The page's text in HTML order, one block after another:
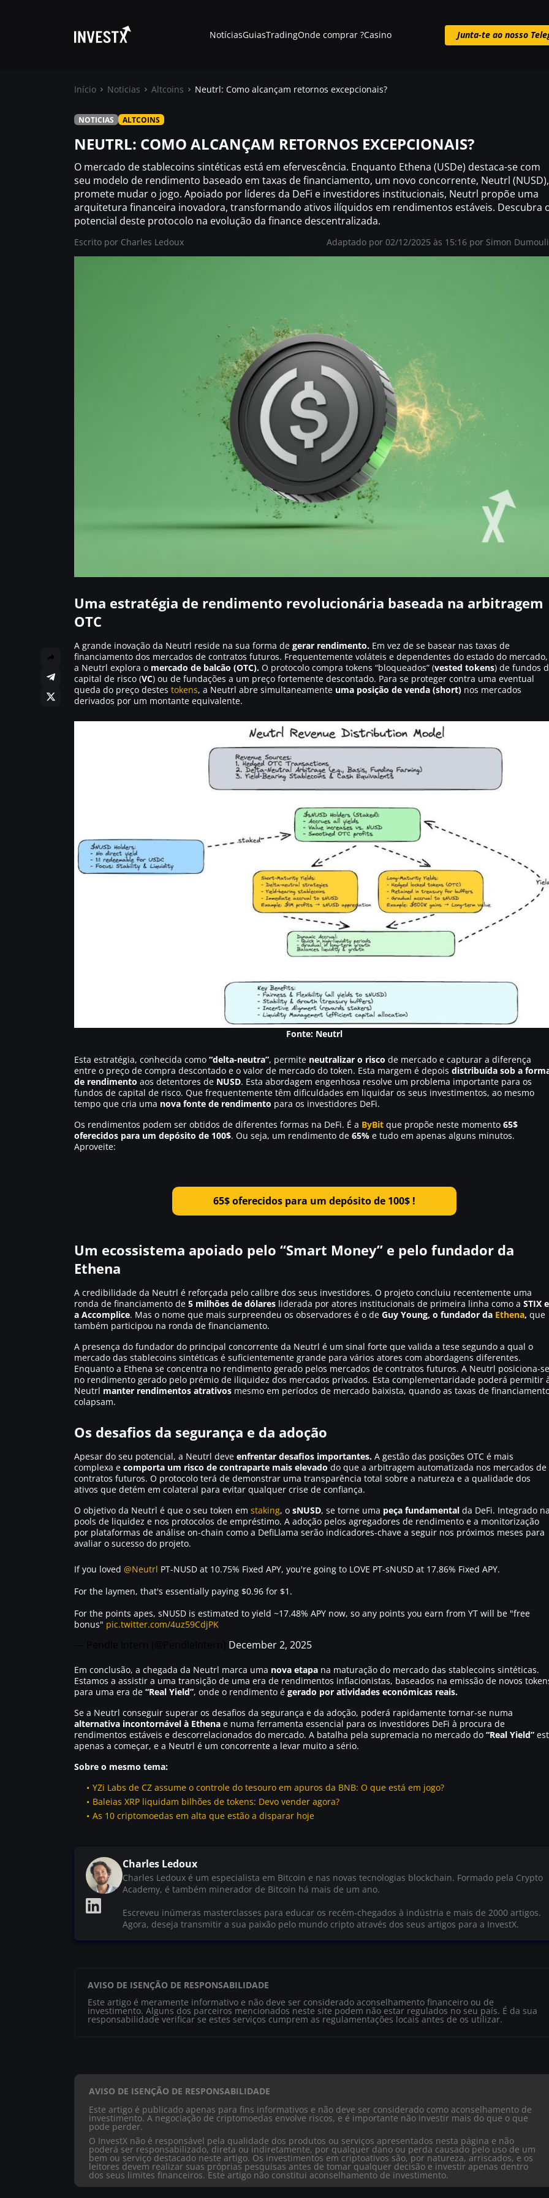
Notícias
Guias
Trading
NotíciasGuiasTradingOnde comprar ?Casino Junta-te ao nosso
Início Noticias Altcoins Neutrl: Como alcançam retornos excepcionais?
NOTICIAS ALTCOINS
NEUTRL: COMO ALCANÇAM RETORNOS EXCEPCIONAIS?
O mercado de stablecoins sintéticas está em efervescência. Enquanto Ethena (USDe) destaca-se com
seu modelo de rendimento baseado em taxas de financiamento, um novo concorrente, Neutrl (NUSD),
promete mudar o jogo. Apoiado por líderes da DeFi e investidores institucionais, Neutrl propõe uma
arquitetura financeira inovadora, transformando ativos ilíquidos em rendimentos estáveis. Descubra
potencial deste protocolo na evolução da finance descentralizada.
Escrito por Charles Ledoux Adaptado por 02/12/2025 às 15:16 por Simon
Uma estratégia de rendimento revolucionária baseada na arbitragem
OTC
A grande inovação da Neutrl reside na sua forma de gerar rendimento. Em vez de se basear nas taxas de
financiamento dos mercados de contratos futuros. Frequentemente voláteis e dependentes do estado do mercado,
a Neutrl explora o mercado de balcão (OTC). O protocolo compra tokens “bloqueados” (vested tokens) de fundos
capital de risco (VC) ou de fundações a um preço fortemente descontado. Para se proteger contra uma eventual
queda do preço destes tokens, a Neutrl abre simultaneamente uma posição de venda (short) nos mercados
derivados por um montante equivalente.
Fonte: Neutrl
Esta estratégia, conhecida como “delta-neutra”, permite neutralizar o risco de mercado e capturar a diferença
entre o preço de compra descontado e o valor de mercado do token. Esta margem é depois distribuída sob a
de rendimento aos detentores de NUSD. Esta abordagem engenhosa resolve um problema importante para os
fundos de capital de risco. Que frequentemente têm dificuldades em liquidar os seus investimentos, ao mesmo
tempo que cria uma nova fonte de rendimento para os investidores DeFi.
Os rendimentos podem ser obtidos de diferentes formas na DeFi. É a ByBit que propõe neste momento 65$
oferecidos para um depósito de 100$. Ou seja, um rendimento de 65% e tudo em apenas alguns minutos.
Aproveite:
65$ oferecidos para um depósito de 100$ !
Um ecossistema apoiado pelo “Smart Money” e pelo fundador da
Ethena
A credibilidade da Neutrl é reforçada pelo calibre dos seus investidores. O projeto concluiu recentemente uma
ronda de financiamento de 5 milhões de dólares liderada por atores institucionais de primeira linha como a STIX e
a Accomplice. Mas o nome que mais surpreendeu os observadores é o de Guy Young, o fundador da Ethena, que
também participou na ronda de financiamento.
A presença do fundador do principal concorrente da Neutrl é um sinal forte que valida a tese segundo a qual o
mercado das stablecoins sintéticas é suficientemente grande para vários atores com abordagens diferentes.
Enquanto a Ethena se concentra no rendimento gerado pelos mercados de contratos futuros. A Neutrl posiciona-se
no rendimento gerado pelo prémio de iliquidez dos mercados privados. Esta complementaridade poderá permitir
Neutrl manter rendimentos atrativos mesmo em períodos de mercado baixista, quando as taxas de
colapsam.
Os desafios da segurança e da adoção
Apesar do seu potencial, a Neutrl deve enfrentar desafios importantes. A gestão das posições OTC é mais
complexa e comporta um risco de contraparte mais elevado do que a arbitragem automatizada nos mercados de
contratos futuros. O protocolo terá de demonstrar uma transparência total sobre a natureza e a qualidade dos
ativos que detém em colateral para evitar qualquer crise de confiança.
O objetivo da Neutrl é que o seu token em staking, o sNUSD, se torne uma peça fundamental da DeFi. Integrado
pools de liquidez e nos protocolos de empréstimo. A adoção pelos agregadores de rendimento e a monitorização
por plataformas de análise on-chain como a DefiLlama serão indicadores-chave a seguir nos próximos meses para
avaliar o sucesso do projeto.
If you loved @Neutrl PT-NUSD at 10.75% Fixed APY, you're going to LOVE PT-sNUSD at 17.86% Fixed APY.
For the laymen, that's essentially paying $0.96 for $1.
For the points apes, sNUSD is estimated to yield ~17.48% APY now, so any points you earn from YT will be "free
bonus" pic.twitter.com/4uz59CdjPK
December 2, 2025
Em conclusão, a chegada da Neutrl marca uma nova etapa na maturação do mercado das stablecoins sintéticas.
Estamos a assistir a uma transição de uma era de rendimentos inflacionistas, baseados na emissão de novos
para uma era de “Real Yield”, onde o rendimento é gerado por atividades económicas reais.
Se a Neutrl conseguir superar os desafios da segurança e da adoção, poderá rapidamente tornar-se numa
alternativa incontornável à Ethena e numa ferramenta essencial para os investidores DeFi à procura de
rendimentos estáveis e descorrelacionados do mercado. A batalha pela supremacia no mercado do “Real Yield”
apenas a começar, e a Neutrl é um concorrente a levar muito a sério.
Sobre o mesmo tema:
YZi Labs de CZ assume o controle do tesouro em apuros da BNB: O que está em jogo?
Baleias XRP liquidam bilhões de tokens: Devo vender agora?
As 10 criptomoedas em alta que estão a disparar hoje
Charles Ledoux
Charles Ledoux é um especialista em Bitcoin e nas novas tecnologias blockchain. Formado pela Crypto
Academy, é também minerador de Bitcoin há mais de um ano.
Escreveu inúmeras masterclasses para educar os recém-chegados à indústria e mais de 2000 artigos.
Agora, deseja transmitir a sua paixão pelo mundo cripto através dos seus artigos para a InvestX.
AVISO DE ISENÇÃO DE RESPONSABILIDADE
Este artigo é meramente informativo e não deve ser considerado aconselhamento financeiro ou de
investimento. Alguns dos parceiros mencionados neste site podem não estar regulados no seu país. É da sua
responsabilidade verificar se estes serviços cumprem as regulamentações locais antes de os utilizar.
AVISO DE ISENÇÃO DE RESPONSABILIDADE
Este artigo é publicado apenas para fins informativos e não deve ser considerado como aconselhamento de
investimento. A negociação de criptomoedas envolve riscos, e é importante não investir mais do que o que
pode perder.
O InvestX não é responsável pela qualidade dos produtos ou serviços apresentados nesta página e não
poderá ser responsabilizado, direta ou indiretamente, por qualquer dano ou perda causado pelo uso de um
bem ou serviço destacado neste artigo. Os investimentos em criptoativos são, por natureza, arriscados, e os
leitores devem realizar suas próprias pesquisas antes de tomar qualquer decisão e investir apenas dentro
dos seus limites financeiros. Este artigo não constitui aconselhamento de investimento.